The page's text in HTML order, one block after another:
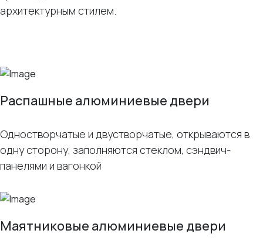
архитектурным стилем.
Распашные алюминиевые двери
Одностворчатые и двустворчатые, открываются в
одну сторону, заполняются стеклом, сэндвич-
панелями и вагонкой
Маятниковые алюминиевые двери